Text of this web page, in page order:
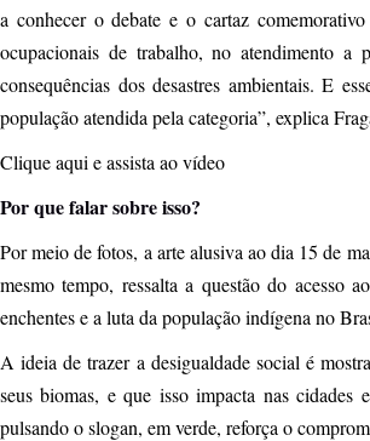
a conhecer o debate e o cartaz
ocupacionais de trabalho, no atendimento a
consequências dos desastres ambientais. E
população atendida pela categoria”, explica
Clique aqui e assista ao vídeo
Por que falar sobre isso?
Por meio de fotos, a arte alusiva ao dia 15 de
mesmo tempo, ressalta a questão do acesso
enchentes e a luta da população indígena no
A ideia de trazer a desigualdade social é
seus biomas, e que isso impacta nas
pulsando o slogan, em verde, reforça o